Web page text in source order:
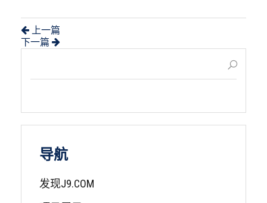
上一篇
下一篇
导航
发现J9.COM